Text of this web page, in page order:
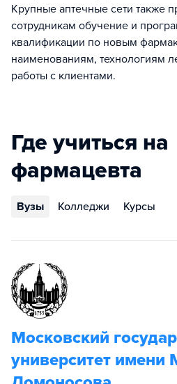
Крупные аптечные сети также
сотрудникам обучение и
квалификации по новым
наименованиям, технологиям
работы с клиентами.
Где учиться на
фармацевта
Вузы Колледжи Курсы
Московский
университет имени